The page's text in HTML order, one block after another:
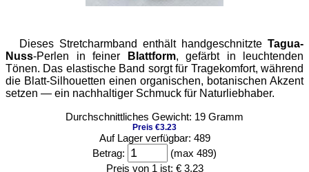
Dieses Stretcharmband enthält handgeschnitzte Tagua-
Nuss-Perlen in feiner Blattform, gefärbt in leuchtenden
Tönen. Das elastische Band sorgt für Tragekomfort, während
die Blatt-Silhouetten einen organischen, botanischen Akzent
setzen — ein nachhaltiger Schmuck für Naturliebhaber.
Durchschnittliches Gewicht: 19 Gramm
Preis €3.23
Auf Lager verfügbar: 489
Betrag:
(max 489)
Preis von 1 ist: € 3.23